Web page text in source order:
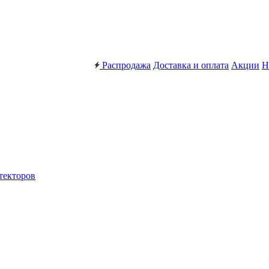
Распродажа Доставка и оплата Акции